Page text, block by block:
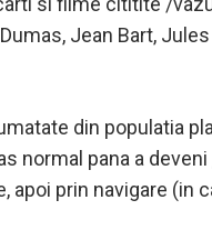
Jean Bart,
din populatia
normal pana a deveni
apoi prin navigare (in